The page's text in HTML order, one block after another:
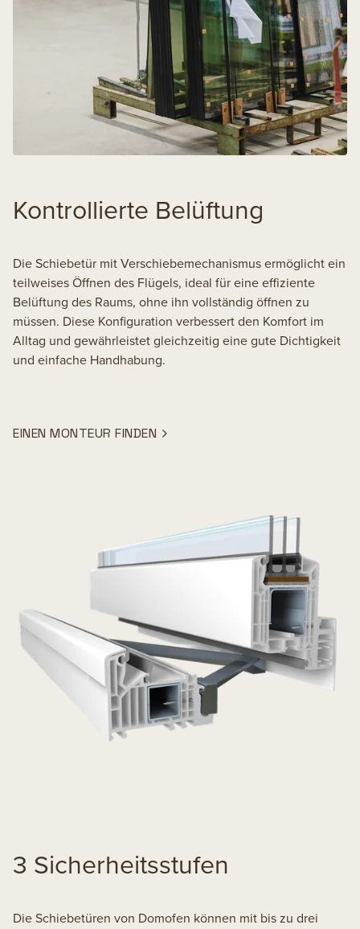
Kontrollierte Belüftung
Die Schiebetür mit Verschiebemechanismus ermöglicht ein
teilweises Öffnen des Flügels, ideal für eine effiziente
Belüftung des Raums, ohne ihn vollständig öffnen zu
müssen. Diese Konfiguration verbessert den Komfort im
Alltag und gewährleistet gleichzeitig eine gute Dichtigkeit
und einfache Handhabung.
EINEN MONTEUR FINDEN
3 Sicherheitsstufen
Die Schiebetüren von Domofen können mit bis zu drei